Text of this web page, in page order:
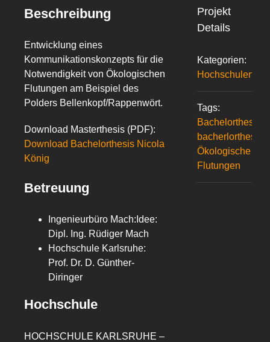
Beschreibung
Entwicklung eines
Kommunikationskonzepts für die
Notwendigkeit von Ökologischen
Flutungen am Beispiel des
Polders Bellenkopf/Rappenwört.
Download Masterthesis (PDF):
Download Bachelorthesis Nicola
König
Betreuung
Ingenieurbüro Mach:Idee:
Dipl. Ing. Rüdiger Mach
Hochschule Karlsruhe:
Prof. Dr. D. Günther-
Diringer
Hochschule
HOCHSCHULE KARLSRUHE –
Projekt
Details
Kategorien:
Hochschulen
Tags:
Bachelorthesis
bacherlorthesis
Ökologische
Flutungen